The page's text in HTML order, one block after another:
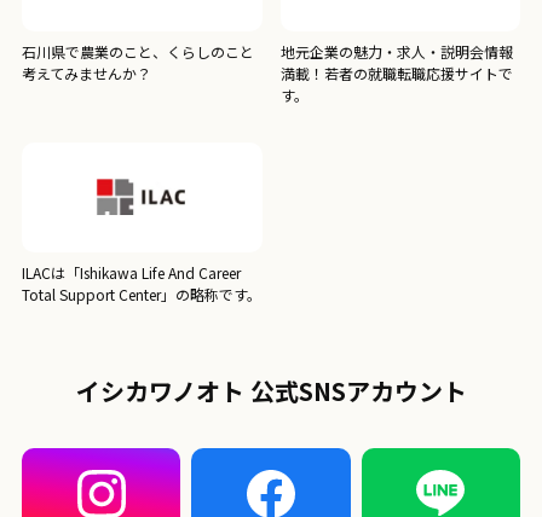
石川県で農業のこと、くらしのこと
考えてみませんか？
地元企業の魅力・求人・説明会情報
満載！若者の就職転職応援サイトで
す。
ILACは「Ishikawa Life And Career
Total Support Center」の略称です。
イシカワノオト 公式SNSアカウント